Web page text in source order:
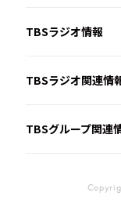
TBSラジオ情報
TBSラジオ関連情
TBSグループ関連